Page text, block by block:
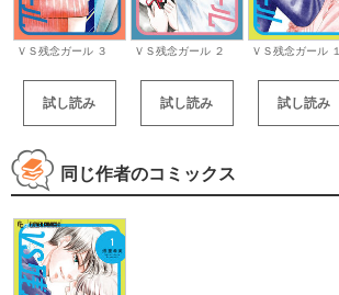
ＶＳ残念ガール ３
試し読み
ＶＳ残念ガール ２
試し読み
ＶＳ残念ガール １
試し読み
同じ作者のコミックス